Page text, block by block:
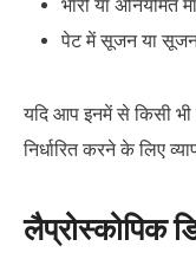
भारी या अनियमित
पेट में सूजन या
यदि आप इनमें से किसी
निर्धारित करने के लिए
लैप्रोस्कोपिक